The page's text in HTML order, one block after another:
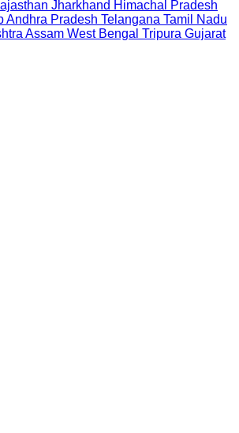
Jharkhand Himachal Pradesh
Andhra Pradesh Telangana Tamil Nadu
Assam West Bengal Tripura Gujarat